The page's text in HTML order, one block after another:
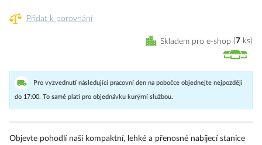
Přidat k porovnání
Skladem pro e-shop 7 ks
Pro vyzvednutí následující pracovní den na pobočce objednejte nejpozději
do 17:00. To samé platí pro objednávku kurýrní službou.
Objevte pohodlí naší kompaktní, lehké a přenosné nabíjecí stanice